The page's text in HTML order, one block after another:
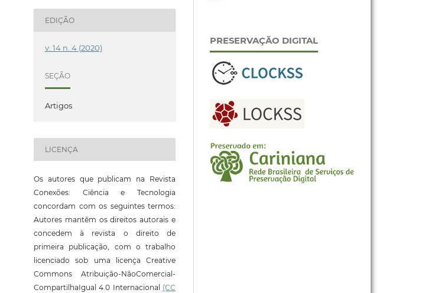
EDIÇÃO
v. 14 n. 4 (2020)
SEÇÃO
Artigos
LICENÇA
Os autores que publicam na Revista
Conexões: Ciência e Tecnologia
concordam com os seguintes termos:
Autores mantêm os direitos autorais e
concedem à revista o direito de
primeira publicação, com o trabalho
licenciado sob uma licença Creative
Commons Atribuição-NãoComercial-
CompartilhaIgual 4.0 Internacional (CC
PRESERVAÇÃO DIGITAL